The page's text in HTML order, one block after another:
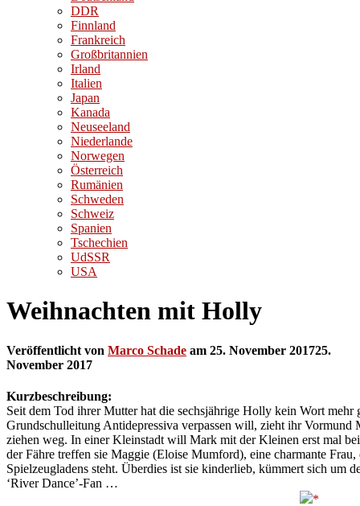
DDR
Finnland
Frankreich
Großbritannien
Irland
Italien
Japan
Kanada
Neuseeland
Niederlande
Norwegen
Österreich
Rumänien
Schweden
Schweiz
Spanien
Tschechien
UdSSR
USA
Weihnachten mit Holly
Veröffentlicht von Marco Schade am 25. November 201725.
November 2017
Kurzbeschreibung:
Seit dem Tod ihrer Mutter hat die sechsjährige Holly kein Wort mehr
Grundschulleitung Antidepressiva verpassen will, zieht ihr Vormund
ziehen weg. In einer Kleinstadt will Mark mit der Kleinen erst mal
der Fähre treffen sie Maggie (Eloise Mumford), eine charmante
Spielzeugladens steht. Überdies ist sie kinderlieb, kümmert sich um
‘River Dance’-Fan …